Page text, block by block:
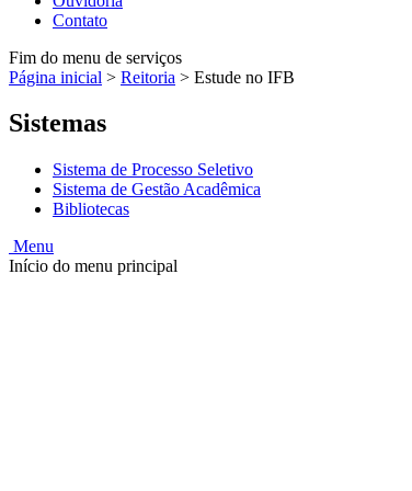
Contato
Fim do menu de serviços
Página inicial > Reitoria > Estude no IFB
Sistemas
Sistema de Processo Seletivo
Sistema de Gestão Acadêmica
Bibliotecas
Menu
Início do menu principal